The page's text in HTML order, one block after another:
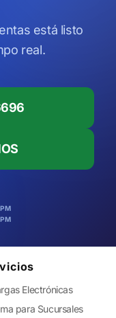
está listo
real.
Electrónicas
para Sucursales